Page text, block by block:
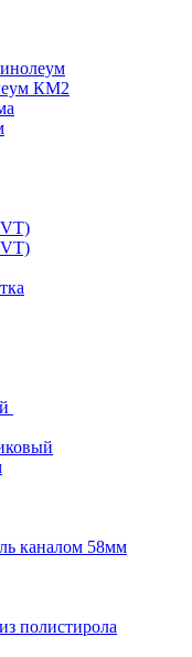
КМ2
каналом 58мм
полистирола